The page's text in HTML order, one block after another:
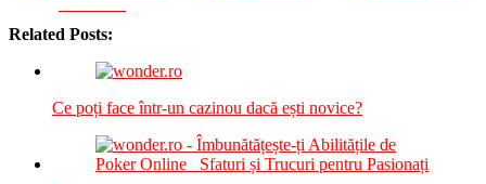
Related Posts:
Ce poți face într-un cazinou dacă ești novice?